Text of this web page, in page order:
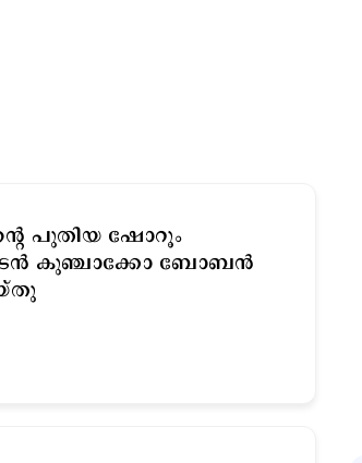
പുതിയ ഷോറൂം
കുഞ്ചാക്കോ ബോബന്‍